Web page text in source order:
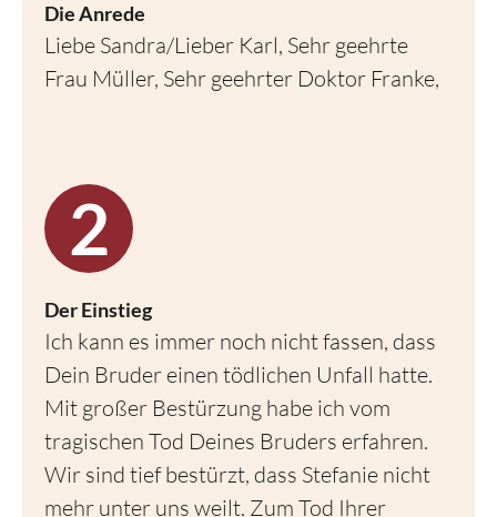
Die Anrede
Liebe Sandra/Lieber Karl, Sehr geehrte
Frau Müller, Sehr geehrter Doktor Franke,
Der Einstieg
Ich kann es immer noch nicht fassen, dass
Dein Bruder einen tödlichen Unfall hatte.
Mit großer Bestürzung habe ich vom
tragischen Tod Deines Bruders erfahren.
Wir sind tief bestürzt, dass Stefanie nicht
mehr unter uns weilt. Zum Tod Ihrer